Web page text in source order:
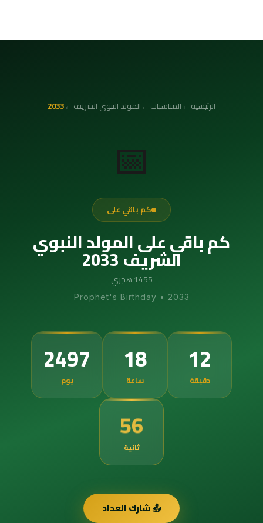
الرئيسية←المناسبات←المولد النبوي الشريف←
2033
📅
كم باقي على
كم باقي على المولد النبوي
الشريف 2033
1455 هجري
Prophet's Birthday • 2033
2497
يوم
18
ساعة
12
دقيقة
55
ثانية
📤 شارك العداد